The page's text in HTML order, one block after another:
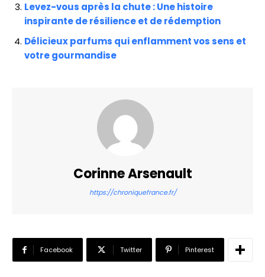
Levez-vous après la chute : Une histoire
inspirante de résilience et de rédemption
Délicieux parfums qui enflamment vos sens et
votre gourmandise
Corinne Arsenault
https://chroniquefrance.fr/
Facebook Twitter Pinterest